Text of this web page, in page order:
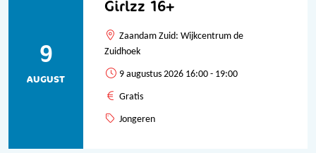
Girlzz 16+
9
AUGUST
Zaandam Zuid: Wijkcentrum de
Zuidhoek
9 augustus 2026 16:00 - 19:00
Gratis
Jongeren